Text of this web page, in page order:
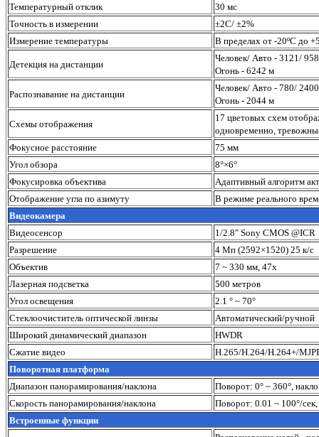
Температурный отклик
30 мс
Точность в измерении
±2С/ ±2%
Измерение температуры
В пределах от -20ºС до
Детекция на дистанции
Человек/ Авто - 3121/
Огонь - 6242 м
Распознавание на дистанции
Человек/ Авто - 780/
Огонь - 2044 м
Схемы отображения
17 цветовых схем
одновременно,
Фокусное расстояние
75 мм
Угол обзора
8°×6°
Фокусировка объектива
Адаптивный алгоритм
Отображение угла по азимуту
В режиме реального
Видеокамера
Видеосенсор
1/2.8" Sony CMOS @ICR
Разрешение
4 Мп (2592×1520) 25 к/с
Объектив
7 ~ 330 мм, 47х
Лазерная подсветка
500 метров
Угол освещения
2.1 ° ~ 70°
Стеклоочиститель оптической линзы
Автоматический/ручной
Широкий динамический диапазон
HWDR
Сжатие видео
H.265/H.264/H.264+/
Поворотная платформа
Диапазон панорамирования/наклона
Поворот: 0° ~ 360°,
Скорость панорамирования/наклона
Поворот: 0.01 ~ 100°/
Встроенные функции